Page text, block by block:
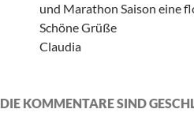
und Marathon Saison eine
Schöne Grüße
Claudia
DIE KOMMENTARE SIND